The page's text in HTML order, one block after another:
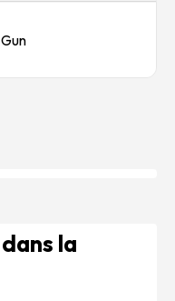
la